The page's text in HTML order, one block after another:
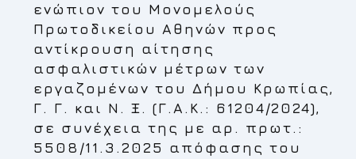
ενώπιον του Μονομελούς
Πρωτοδικείου Αθηνών προς
αντίκρουση αίτησης
ασφαλιστικών μέτρων των
εργαζομένων του Δήμου Κρωπίας,
Γ. Γ. και Ν. Ξ. (Γ.Α.Κ.: 61204/2024),
σε συνέχεια της με αρ. πρωτ.:
5508/11.3.2025 απόφασης του